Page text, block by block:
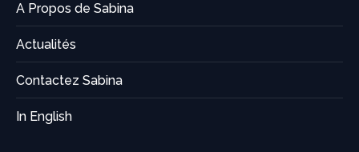
A Propos de Sabina
Actualités
Contactez Sabina
In English